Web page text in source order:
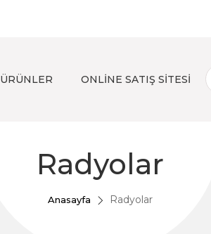
ÜRÜNLER ONLİNE SATIŞ SİTESİ
Radyolar
Anasayfa Radyolar